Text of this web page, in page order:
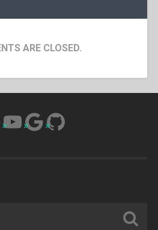
ARE CLOSED.
YouTube
Google
GitHub